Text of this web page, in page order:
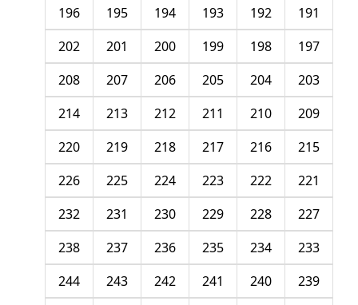
191
192
193
194
195
196
197
198
199
200
201
202
203
204
205
206
207
208
209
210
211
212
213
214
215
216
217
218
219
220
221
222
223
224
225
226
227
228
229
230
231
232
233
234
235
236
237
238
239
240
241
242
243
244